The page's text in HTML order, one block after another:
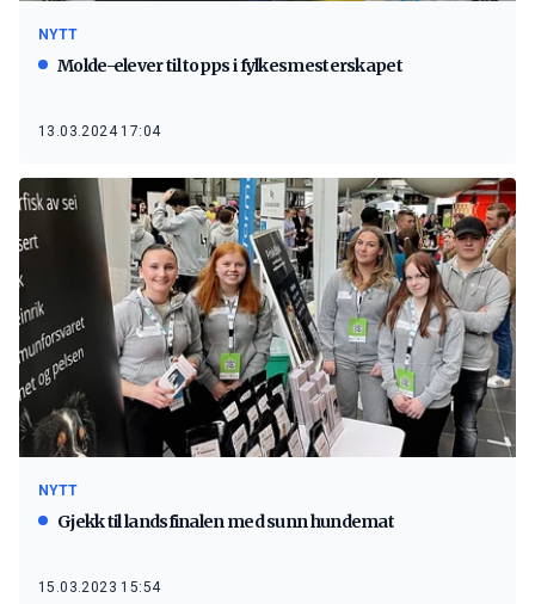
NYTT
Molde-elever til topps i fylkesmesterskapet
13.03.2024 17:04
NYTT
Gjekk til landsfinalen med sunn hundemat
15.03.2023 15:54